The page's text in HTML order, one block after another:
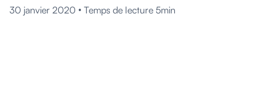
30 janvier 2020 • Temps de lecture 5min